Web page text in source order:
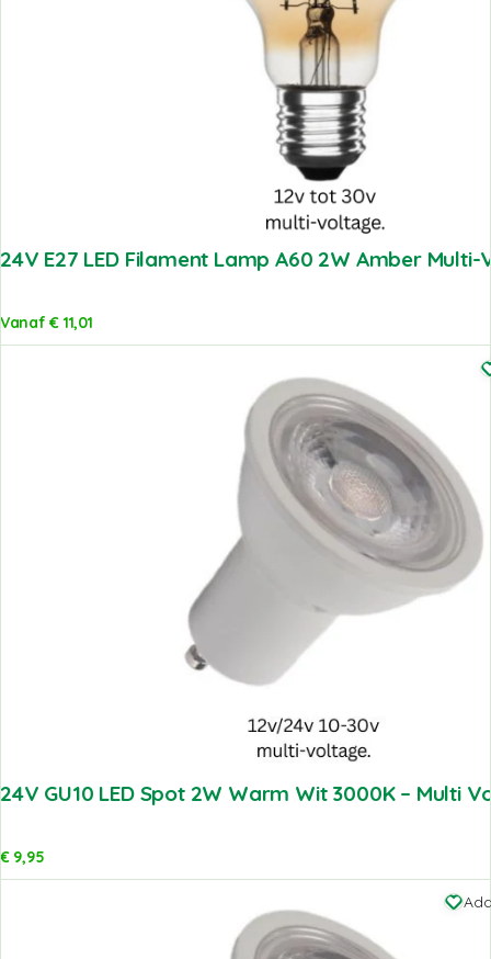
24V E27 LED Filament Lamp A60 2W Amber
Vanaf€ 11,01
24V GU10 LED Spot 2W Warm Wit 3000K – Multi
€9,95